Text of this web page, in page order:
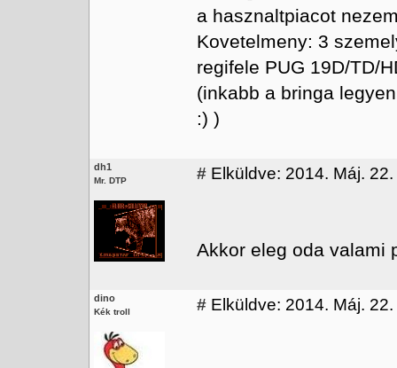
a hasznaltpiacot
Kovetelmeny: 3
regifele PUG 19D/TD/
(inkabb a bringa
:) )
dh1
Mr. DTP # Elküldve: 2014. Máj.
Akkor eleg oda valami
dino
Kék troll # Elküldve: 2014. Máj.